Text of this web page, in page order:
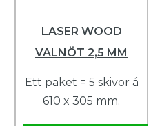
LASER WOOD
VALNÖT 2,5 MM
Ett paket = 5 skivor á
610 x 305 mm.